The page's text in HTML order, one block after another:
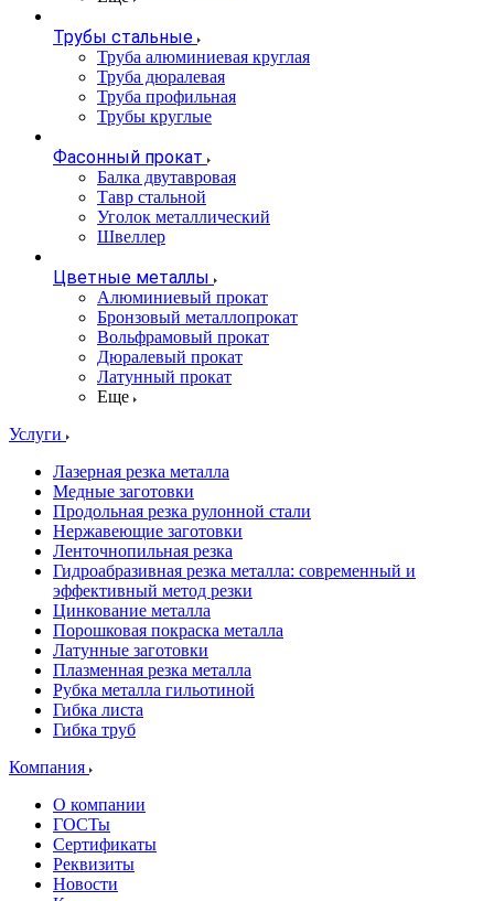
Трубы стальные
Труба алюминиевая круглая
Труба дюралевая
Труба профильная
Трубы круглые
Фасонный прокат
Балка двутавровая
Тавр стальной
Уголок металлический
Швеллер
Цветные металлы
Алюминиевый прокат
Бронзовый металлопрокат
Вольфрамовый прокат
Дюралевый прокат
Латунный прокат
Еще
Услуги
Лазерная резка металла
Медные заготовки
Продольная резка рулонной стали
Нержавеющие заготовки
Ленточнопильная резка
Гидроабразивная резка металла: современный и
эффективный метод резки
Цинкование металла
Порошковая покраска металла
Латунные заготовки
Плазменная резка металла
Рубка металла гильотиной
Гибка листа
Гибка труб
Компания
О компании
ГОСТы
Сертификаты
Реквизиты
Новости